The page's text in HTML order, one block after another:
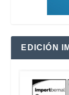
EDICIÓN